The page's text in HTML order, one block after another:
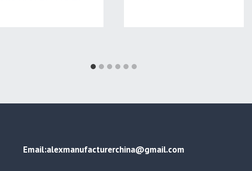
Email:alexmanufacturerchina@gmail.com